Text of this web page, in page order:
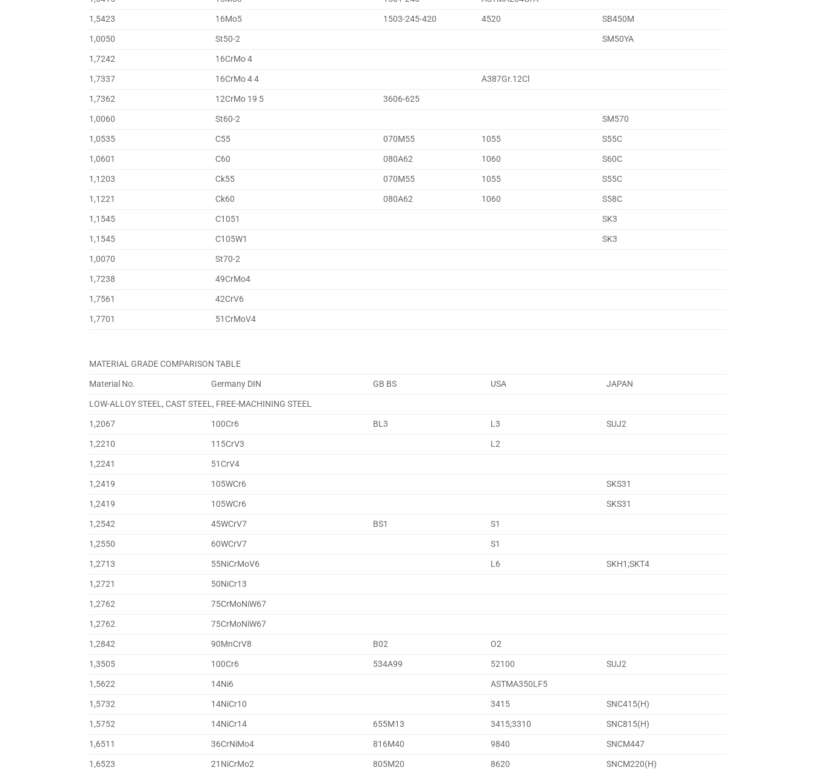
1,5423
16Mo5 1503-245-420 4520
SB450M
1,0050
St50-2
SM50YA
1,7242
16CrMo 4
1,7337
16CrMo 4 4
A387Gr.12Cl
1,7362
12CrMo 19 5
3606-625
1,0060
St60-2
SM570
1,0535
C55 070M55 1055
S55C
1,0601
C60 080A62 1060
S60C
1,1203
Ck55 070M55 1055
S55C
1,1221
Ck60 080A62 1060
S58C
1,1545
C1051
SK3
1,1545
C105W1
SK3
1,0070
St70-2
1,7238
49CrMo4
1,7561
42CrV6
1,7701
51CrMoV4
MATERIAL GRADE COMPARISON TABLE
Material No.
Germany DIN GB BS USA
JAPAN
LOW-ALLOY STEEL, CAST STEEL, FREE-MACHINING STEEL
1,2067
100Cr6 BL3 L3
SUJ2
1,2210
115CrV3
L2
1,2241
51CrV4
1,2419
105WCr6
SKS31
1,2419
105WCr6
SKS31
1,2542
45WCrV7 BS1
S1
1,2550
60WCrV7
S1
1,2713
55NiCrMoV6 L6
SKH1;SKT4
1,2721
50NiCr13
1,2762
75CrMoNiW67
1,2762
75CrMoNiW67
1,2842
90MnCrV8 B02
O2
1,3505
100Cr6 534A99 52100
SUJ2
1,5622
14Ni6
ASTMA350LF5
1,5732
14NiCr10 3415
SNC415(H)
1,5752
14NiCr14 655M13 3415;3310
SNC815(H)
1,6511
36CrNiMo4 816M40 9840
SNCM447
1,6523
21NiCrMo2 805M20 8620 SNCM220(H)